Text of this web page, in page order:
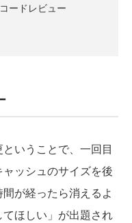
ードレビュー
いうことで、一回目
ッシュのサイズを後
が経ったら消えるよ
ほしい」が出題され